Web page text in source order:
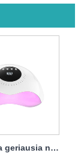
Įkraunama geriausia nagų džiovintuvo lempa 120w